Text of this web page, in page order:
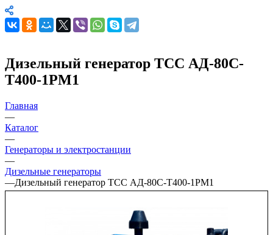
Дизельный генератор ТСС АД-80С-
Т400-1РМ1
Главная
—
Каталог
—
Генераторы и электростанции
—
Дизельные генераторы
—Дизельный генератор ТСС АД-80С-Т400-1РМ1